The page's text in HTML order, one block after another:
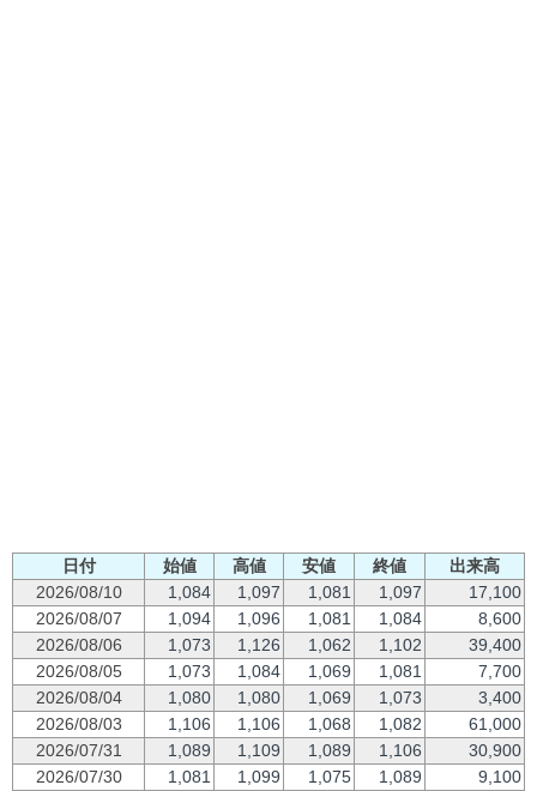
日付 始値 高値 安値 終値
出来高
2026/08/10
1,084 1,097 1,081 1,097
17,100
2026/08/07
1,094 1,096 1,081 1,084
8,600
2026/08/06
1,073 1,126 1,062 1,102
39,400
2026/08/05
1,073 1,084 1,069 1,081
7,700
2026/08/04
1,080 1,080 1,069 1,073
3,400
2026/08/03
1,106 1,106 1,068 1,082
61,000
2026/07/31
1,089 1,109 1,089 1,106
30,900
2026/07/30
1,081 1,099 1,075 1,089
9,100